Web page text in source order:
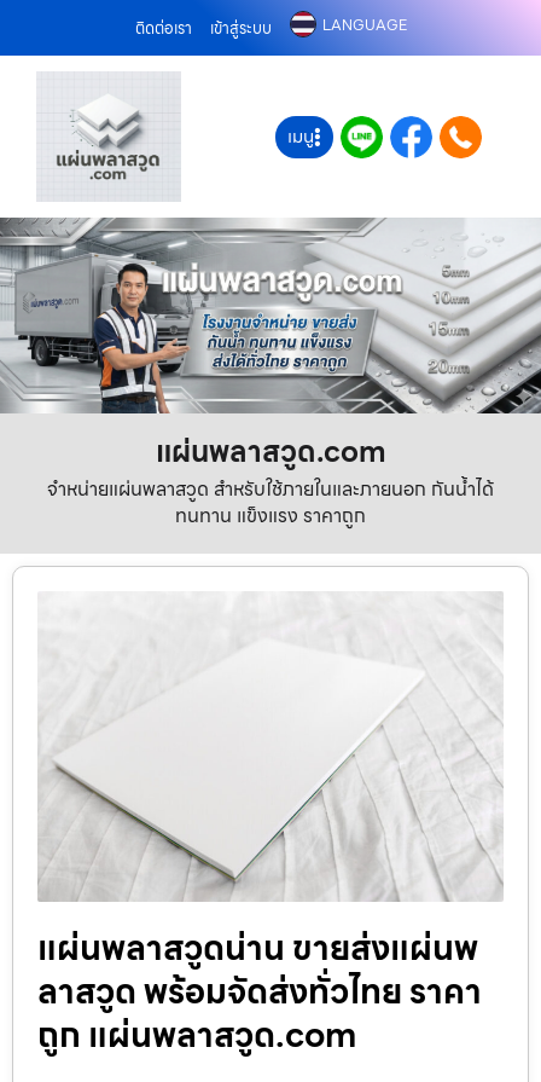
ติดต่อเรา เข้าสู่ระบบ LANGUAGE
เมนู
แผ่นพลาสวูด.com
จำหน่ายแผ่นพลาสวูด สำหรับใช้ภายในและภายนอก กันน้ำได้
ทนทาน แข็งแรง ราคาถูก
แผ่นพลาสวูดน่าน ขายส่งแผ่นพ
ลาสวูด พร้อมจัดส่งทั่วไทย ราคา
ถูก แผ่นพลาสวูด.com